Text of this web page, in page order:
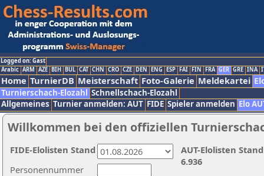
Logged on: Gast
Arabic ARM AZE BIH BUL CAT CHN CRO CZE DEN ENG ESP FAI FIN FRA GER GRE INA
Home TurnierDB Meisterschaft Foto-Galerie Meldekartei
Turnierschach-Elozahl Schnellschach-Elozahl
Allgemeines Turnier anmelden: AUT FIDE Spieler anmelden Elo
Willkommen bei den offiziellen
Personennummer
AUT-Elolisten
6.936
FIDE-Elolisten Stand